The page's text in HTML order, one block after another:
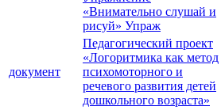
«Внимательно слушай и
рисуй» Упраж
документ
Педагогический проект
«Логоритмика как метод
психомоторного и
речевого развития детей
дошкольного возраста»